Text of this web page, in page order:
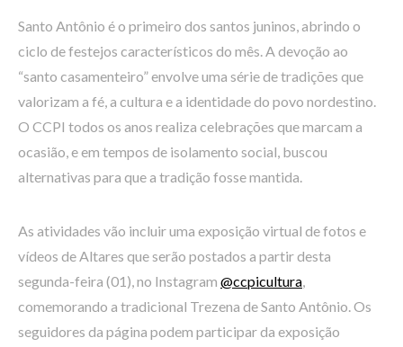
Santo Antônio é o primeiro dos santos juninos, abrindo o
ciclo de festejos característicos do mês. A devoção ao
“santo casamenteiro” envolve uma série de tradições que
valorizam a fé, a cultura e a identidade do povo nordestino.
O CCPI todos os anos realiza celebrações que marcam a
ocasião, e em tempos de isolamento social, buscou
alternativas para que a tradição fosse mantida.
As atividades vão incluir uma exposição virtual de fotos e
vídeos de Altares que serão postados a partir desta
segunda-feira (01), no Instagram @ccpicultura,
comemorando a tradicional Trezena de Santo Antônio. Os
seguidores da página podem participar da exposição